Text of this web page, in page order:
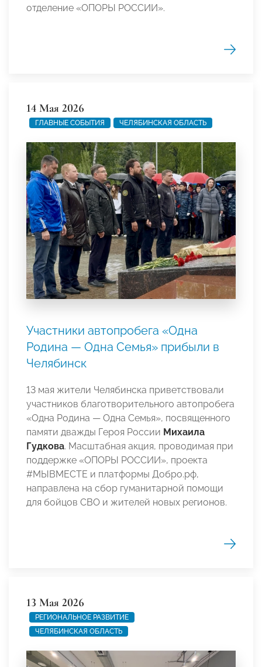
отделение «ОПОРЫ РОССИИ».
14 Мая 2026
ГЛАВНЫЕ СОБЫТИЯ ЧЕЛЯБИНСКАЯ ОБЛАСТЬ
Участники автопробега «Одна
Родина — Одна Семья» прибыли в
Челябинск
13 мая жители Челябинска приветствовали
участников благотворительного автопробега
«Одна Родина — Одна Семья», посвященного
памяти дважды Героя России Михаила
Гудкова. Масштабная акция, проводимая при
поддержке «ОПОРЫ РОССИИ», проекта
#МЫВМЕСТЕ и платформы Добро.рф,
направлена на сбор гуманитарной помощи
для бойцов СВО и жителей новых регионов.
13 Мая 2026
РЕГИОНАЛЬНОЕ РАЗВИТИЕ
ЧЕЛЯБИНСКАЯ ОБЛАСТЬ